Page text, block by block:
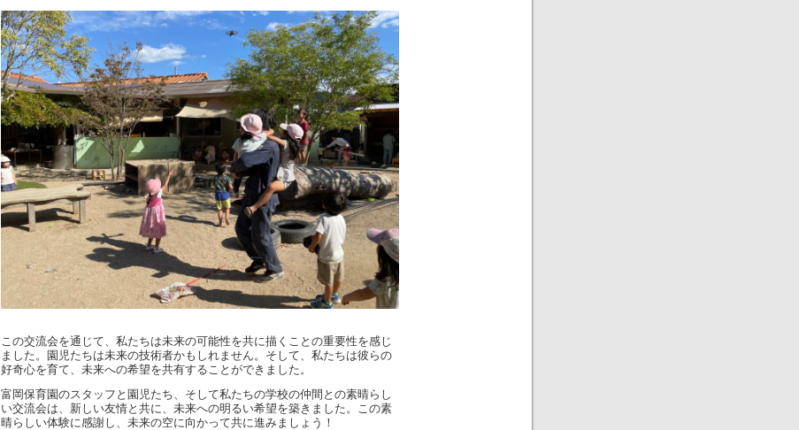
この交流会を通じて、私たちは未来の可能性を共に描くことの重要性を感じ
ました。園児たちは未来の技術者かもしれません。そして、私たちは彼らの
好奇心を育て、未来への希望を共有することができました。
富岡保育園のスタッフと園児たち、そして私たちの学校の仲間との素晴らし
い交流会は、新しい友情と共に、未来への明るい希望を築きました。この素
晴らしい体験に感謝し、未来の空に向かって共に進みましょう！